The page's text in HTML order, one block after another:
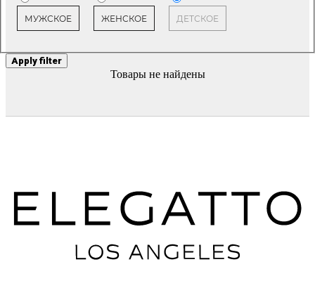
МУЖСКОЕ ЖЕНСКОЕ ДЕТСКОЕ
Apply filter
Товары не найдены